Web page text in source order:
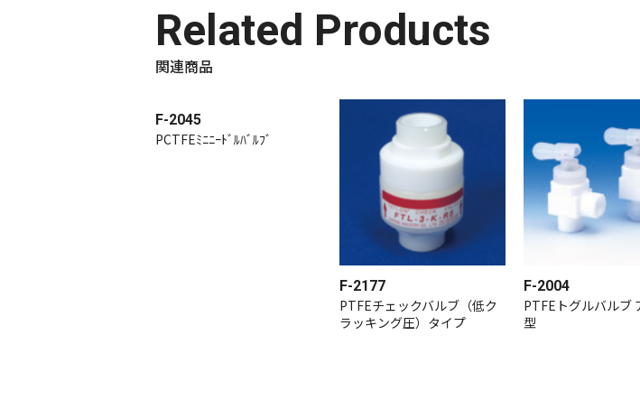
Related Products
関連商品
F-2045
PCTFEﾐﾆﾆｰﾄﾞﾙﾊﾞﾙﾌﾞ
F-2177
PTFEチェックバルブ（低ク
ラッキング圧）タイプ
F-2004
PTFEトグルバルブ
型